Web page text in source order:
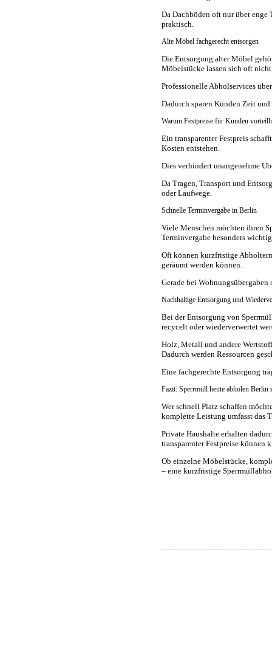
Da Dachböden oft nur über enge
praktisch.
Alte Möbel fachgerecht entsorgen
Die Entsorgung alter Möbel
Möbelstücke lassen sich oft
Professionelle Abholservices
Dadurch sparen Kunden Zeit
Warum Festpreise für Kunden
Ein transparenter Festpreis
Kosten entstehen.
Dies verhindert unangenehme
Da Tragen, Transport und
oder Laufwege.
Schnelle Terminvergabe in Berlin
Viele Menschen möchten ihren
Terminvergabe besonders
Oft können kurzfristige
geräumt werden können.
Gerade bei
Nachhaltige Entsorgung und
Bei der Entsorgung von
recycelt oder wiederverwertet
Holz, Metall und andere
Dadurch werden Ressourcen
Eine fachgerechte Entsorgung
Fazit: Sperrmüll heute abholen Berlin
Wer schnell Platz schaffen
komplette Leistung umfasst das
Private Haushalte erhalten
transparenter Festpreise können
Ob einzelne Möbelstücke,
– eine kurzfristige